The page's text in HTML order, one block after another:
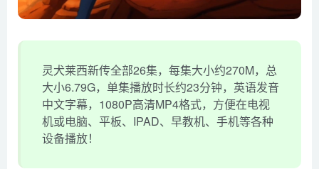
灵犬莱西新传全部26集，每集大小约270M，总
大小6.79G，单集播放时长约23分钟，英语发音
中文字幕，1080P高清MP4格式，方便在电视
机或电脑、平板、IPAD、早教机、手机等各种
设备播放！